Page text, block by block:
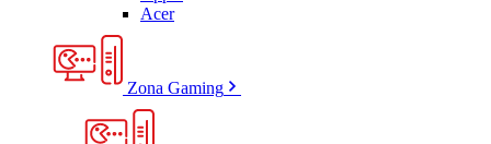
Acer
Zona Gaming